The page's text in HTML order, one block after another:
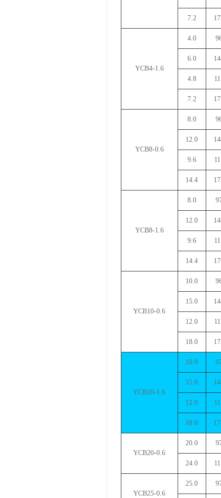
7.2
YCB4-1.6
4.0
6.0
4.8
7.2
YCB8-0.6
8.0
12.0
9.6
14.4
YCB8-1.6
8.0
12.0
9.6
14.4
YCB10-0.6
10.0
15.0
12.0
18.0
YCB10-1.6
10.0
15.0
12.0
18.0
YCB20-0.6
20.0
24.0
YCB25-0.6
25.0